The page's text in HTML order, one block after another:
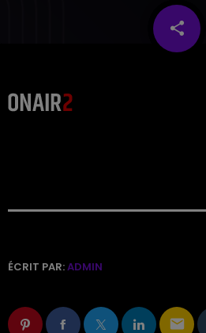
share
email
ÉCRIT PAR:ADMIN
email